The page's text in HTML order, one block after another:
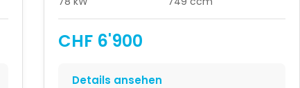
CHF 6'900
Details ansehen